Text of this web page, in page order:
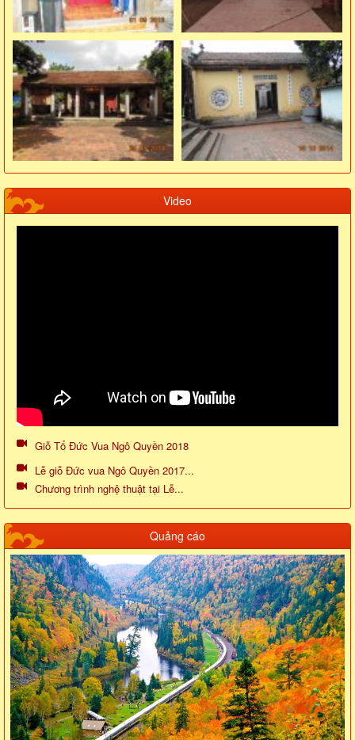
Video
Giỗ Tổ Đức Vua Ngô Quyền 2018
Lễ giỗ Đức vua Ngô Quyền 2017...
Chương trình nghệ thuật tại Lễ...
Quảng cáo